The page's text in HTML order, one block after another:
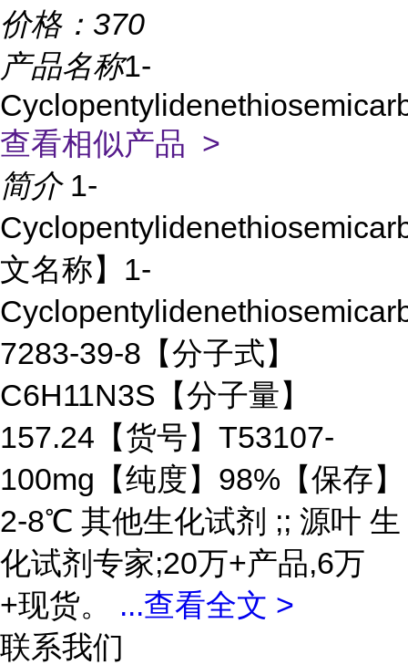
价格： 370
产品名称1-
查看相似产品 >
简介 1-
文名称】1-
7283-39-8【分子式】
C6H11N3S【分子量】
157.24【货号】T53107-
100mg【纯度】98%【保存】
2-8℃ 其他生化试剂 ;; 源叶 生
化试剂专家;20万+产品,6万
+现货。 ...查看全文 >
联系我们